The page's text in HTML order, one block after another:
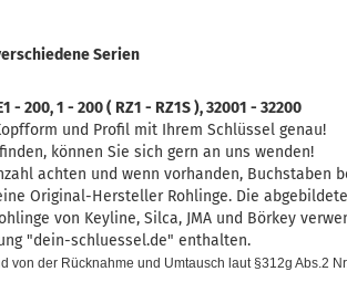
Serien
- 200, 1 - 200 ( RZ1 - RZ1S ), 32001 - 32200
und Profil mit Ihrem Schlüssel genau!
können Sie sich gern an uns wenden!
achten und wenn vorhanden, Buchstaben
Original-Hersteller Rohlinge. Die
von Keyline, Silca, JMA und Börkey
"dein-schluessel.de" enthalten.
von der Rücknahme und Umtausch laut §312g Abs.2